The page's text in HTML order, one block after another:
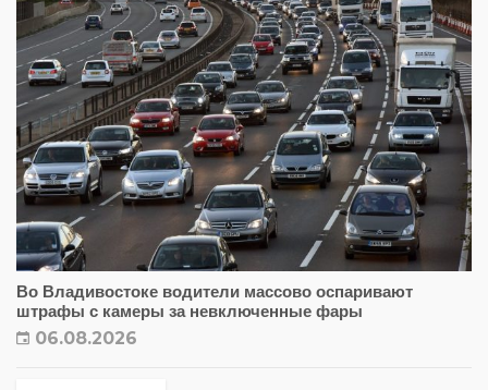
Во Владивостоке водители массово оспаривают
штрафы с камеры за невключенные фары
06.08.2026